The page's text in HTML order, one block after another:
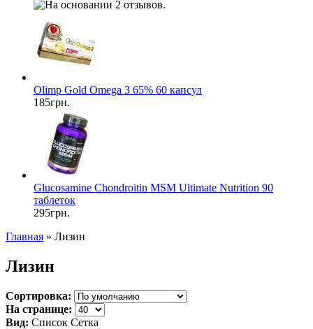
Olimp Gold Omega 3 65% 60 капсул
185грн.
Glucosamine Chondroitin MSM Ultimate Nutrition 90
таблеток
295грн.
Главная » Лизин
Лизин
Сортировка:
На странице:
Вид: Список Сетка